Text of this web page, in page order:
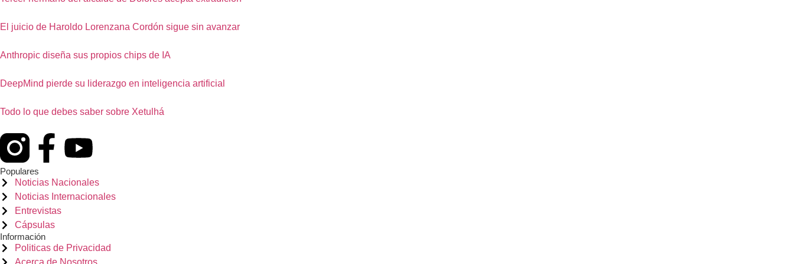
El juicio de Haroldo Lorenzana Cordón sigue sin avanzar
Anthropic diseña sus propios chips de IA
DeepMind pierde su liderazgo en inteligencia artificial
Todo lo que debes saber sobre Xetulhá
Populares
Noticias Nacionales
Noticias Internacionales
Entrevistas
Cápsulas
Información
Politicas de Privacidad